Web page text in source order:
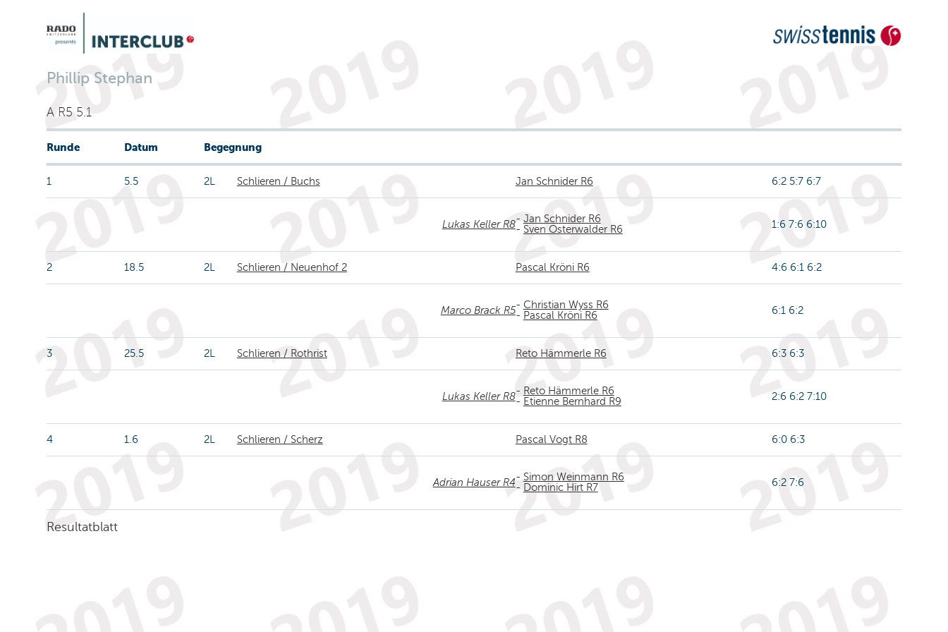
Phillip Stephan
A R5 5.1
Runde Datum Begegnung
1 5.5 2L Schlieren / Buchs Jan Schnider R6 6:2 5:7 6:7
Lukas Keller R8- Jan Schnider R6
- Sven Osterwalder R6 1:6 7:6 6:10
2 18.5 2L Schlieren / Neuenhof 2 Pascal Kröni R6 4:6 6:1 6:2
Marco Brack R5- Christian Wyss R6
- Pascal Kröni R6 6:1 6:2
3 25.5 2L Schlieren / Rothrist Reto Hämmerle R6 6:3 6:3
Lukas Keller R8- Reto Hämmerle R6
- Etienne Bernhard R9 2:6 6:2 7:10
4 1.6 2L Schlieren / Scherz Pascal Vogt R8 6:0 6:3
Adrian Hauser R4- Simon Weinmann R6
- Dominic Hirt R7 6:2 7:6
Resultatblatt